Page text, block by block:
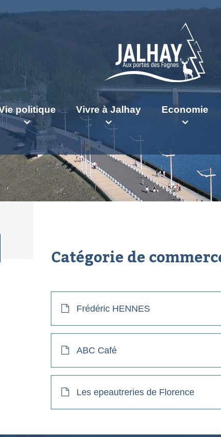
politique Vivre à Jalhay Economie
Catégorie de
Frédéric HENNES
ABC Café
Les epeautreries de Florence